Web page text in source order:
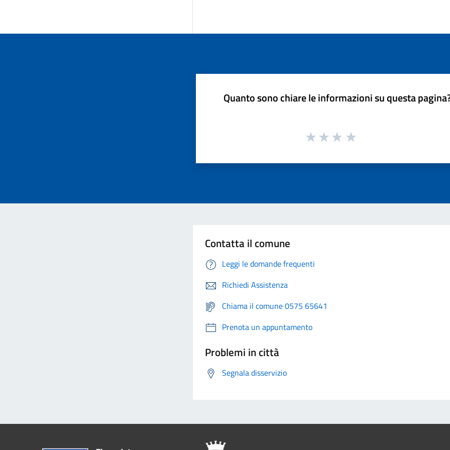
Quanto sono chiare le informazioni su questa
Contatta il comune
Leggi le domande frequenti
Richiedi Assistenza
Chiama il comune 0575 65641
Prenota un appuntamento
Problemi in città
Segnala disservizio